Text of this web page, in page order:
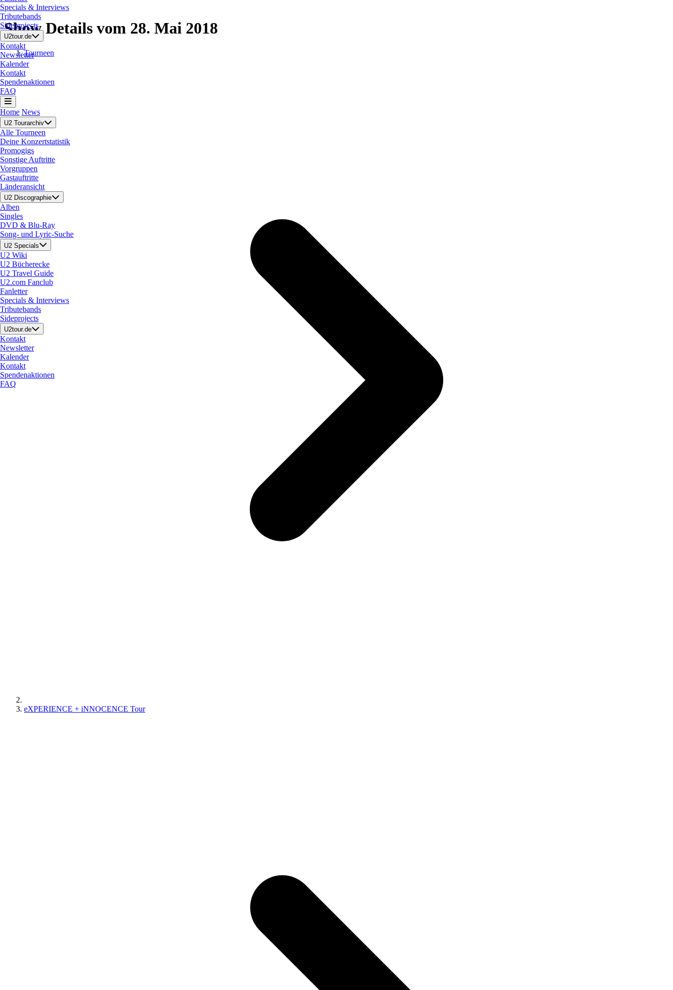
Specials & Interviews
Tributebands
Sideprojects
U2tour.de
Kontakt
Newsletter
Kalender
Kontakt
Spendenaktionen
FAQ
Home News
U2 Tourarchiv
Alle Tourneen
Deine Konzertstatistik
Promogigs
Sonstige Auftritte
Vorgruppen
Gastauftritte
Länderansicht
U2 Discographie
Alben
Singles
DVD & Blu-Ray
Song- und Lyric-Suche
U2 Specials
U2 Wiki
U2 Bücherecke
U2 Travel Guide
U2.com Fanclub
Fanletter
Specials & Interviews
Tributebands
Sideprojects
U2tour.de
Kontakt
Newsletter
Kalender
Kontakt
Spendenaktionen
FAQ
Show Details vom 28. Mai 2018
Tourneen
eXPERIENCE + iNNOCENCE Tour